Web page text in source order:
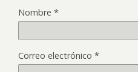
Nombre *
Correo electrónico *